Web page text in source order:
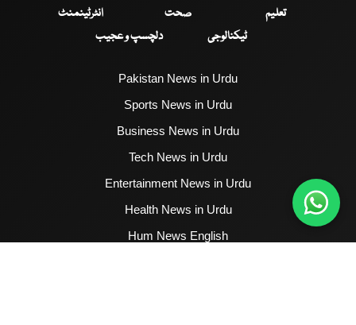
تعلیم
صحت
انٹرٹینمنٹ
ٹیکنالوجی
دلچسپ و عجیب
Pakistan News in Urdu
Sports News in Urdu
Business News in Urdu
Tech News in Urdu
Entertainment News in Urdu
Health News in Urdu
Hum News English